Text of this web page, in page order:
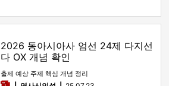
2026 동아시아사 엄선 24제 다지선
다 OX 개념 확인
출제 예상 주제 핵심 개념 정리